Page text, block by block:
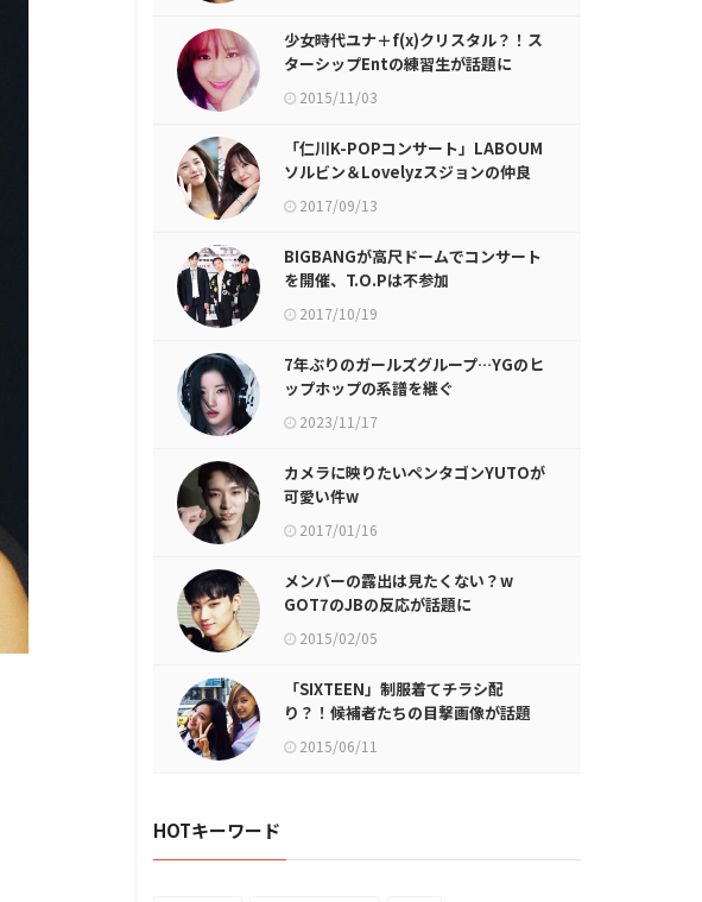
少女時代ユナ＋f(x)クリスタル？！ス
ターシップEntの練習生が話題に
2015/11/03
「仁川K-POPコンサート」LABOUM
ソルビン＆Lovelyzスジョンの仲良
しgif画像が話題に
2017/09/13
BIGBANGが高尺ドームでコンサート
を開催、T.O.Pは不参加
2017/10/19
7年ぶりのガールズグループ…YGのヒ
ップホップの系譜を継ぐ
BABYMONSTERメンバーアサのビジ
ュアルフィルム公開！
2023/11/17
カメラに映りたいペンタゴンYUTOが
可愛い件w
2017/01/16
メンバーの露出は見たくない？w
GOT7のJBの反応が話題に
2015/02/05
「SIXTEEN」制服着てチラシ配
り？！候補者たちの目撃画像が話題
に 2015/06/11
HOTキーワード